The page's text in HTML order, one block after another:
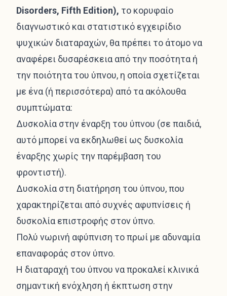
Disorders, Fifth Edition), το κορυφαίο
διαγνωστικό και στατιστικό εγχειρίδιο
ψυχικών διαταραχών, θα πρέπει το άτομο να
αναφέρει δυσαρέσκεια από την ποσότητα ή
την ποιότητα του ύπνου, η οποία σχετίζεται
με ένα (ή περισσότερα) από τα ακόλουθα
συμπτώματα:
Δυσκολία στην έναρξη του ύπνου (σε παιδιά,
αυτό μπορεί να εκδηλωθεί ως δυσκολία
έναρξης χωρίς την παρέμβαση του
φροντιστή).
Δυσκολία στη διατήρηση του ύπνου, που
χαρακτηρίζεται από συχνές αφυπνίσεις ή
δυσκολία επιστροφής στον ύπνο.
Πολύ νωρινή αφύπνιση το πρωί με αδυναμία
επαναφοράς στον ύπνο.
Η διαταραχή του ύπνου να προκαλεί κλινικά
σημαντική ενόχληση ή έκπτωση στην